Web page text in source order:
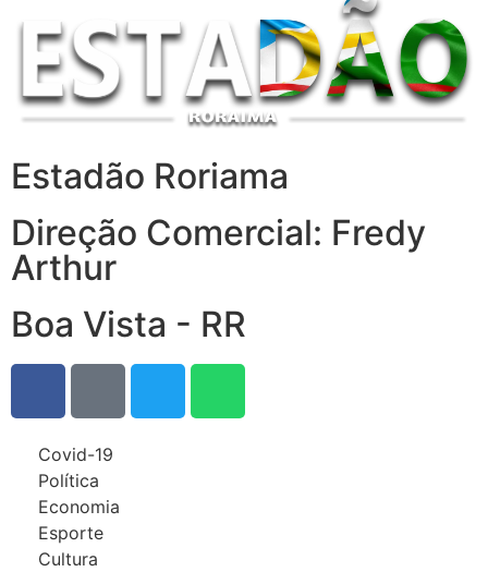
Estadão Roriama
Direção Comercial: Fredy
Arthur
Boa Vista - RR
Covid-19
Política
Economia
Esporte
Cultura